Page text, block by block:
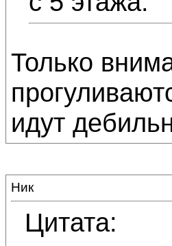
Только
идут
Ник
Цитата: